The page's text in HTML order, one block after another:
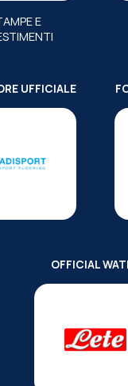
E
UFFICIALE
OFFICIAL